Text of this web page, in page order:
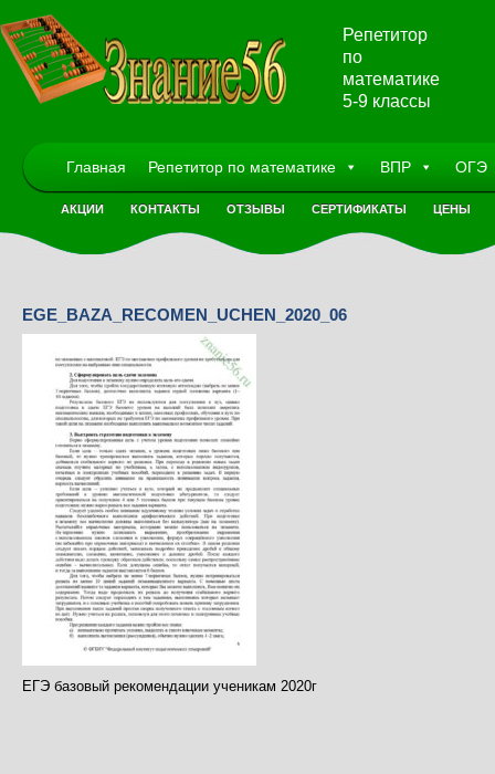
Репетитор
по
математике
5-9 классы
Главная Репетитор по математике ВПР ОГЭ
АКЦИИ КОНТАКТЫ ОТЗЫВЫ СЕРТИФИКАТЫ ЦЕНЫ
EGE_BAZA_RECOMEN_UCHEN_2020_06
ЕГЭ базовый рекомендации ученикам 2020г